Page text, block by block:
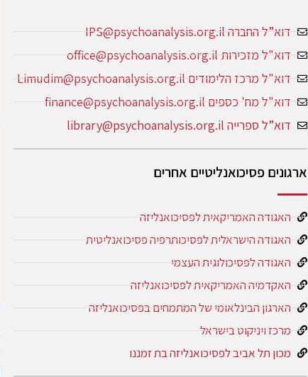
דוא”ל החברה IPS@psychoanalysis.org.il
דוא"ל מזכירות office@psychoanalysis.org.il
דוא"ל מרכז הלימודים Limudim@psychoanalysis.org.il
דוא"ל מח' כספים finance@psychoanalysis.org.il
דוא”ל ספרייה library@psychoanalysis.org.il
ארגונים פסיכואנליטיים אחרים
האגודה האמריקאית לפסיכואנליזה
האגודה הישראלית לפסיכותרפיה פסיכואנליטית
האגודה לפסיכולוגית העצמי
האקדמיה האמריקאית לפסיכואנליזה
הארגון הבינלאומי של המתמחים בפסיכואנליזה
מרכז ויניקוט בישראל
מכון תל אביב לפסיכואנליזה בת זמננו